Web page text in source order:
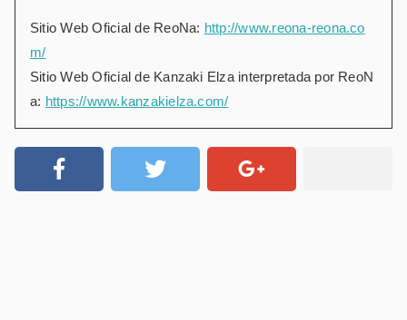
Sitio Web Oficial de ReoNa: http://www.reona-reona.co
m/
Sitio Web Oficial de Kanzaki Elza interpretada por ReoN
a: https://www.kanzakielza.com/